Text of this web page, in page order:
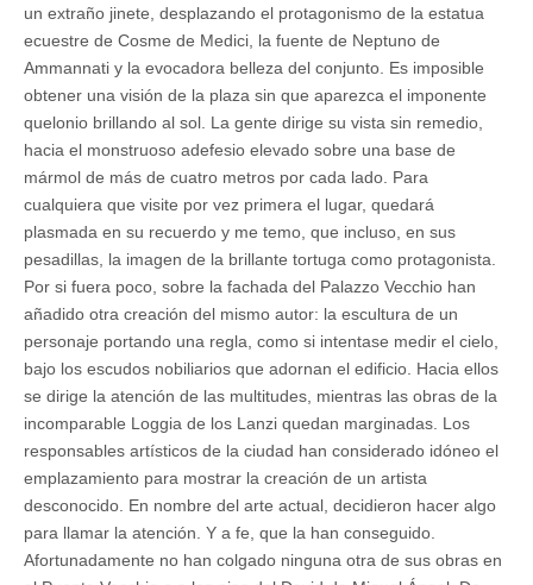
un extraño jinete, desplazando el protagonismo de la estatua
ecuestre de Cosme de Medici, la fuente de Neptuno de
Ammannati y la evocadora belleza del conjunto. Es imposible
obtener una visión de la plaza sin que aparezca el imponente
quelonio brillando al sol. La gente dirige su vista sin remedio,
hacia el monstruoso adefesio elevado sobre una base de
mármol de más de cuatro metros por cada lado. Para
cualquiera que visite por vez primera el lugar, quedará
plasmada en su recuerdo y me temo, que incluso, en sus
pesadillas, la imagen de la brillante tortuga como protagonista.
Por si fuera poco, sobre la fachada del Palazzo Vecchio han
añadido otra creación del mismo autor: la escultura de un
personaje portando una regla, como si intentase medir el cielo,
bajo los escudos nobiliarios que adornan el edificio. Hacia ellos
se dirige la atención de las multitudes, mientras las obras de la
incomparable Loggia de los Lanzi quedan marginadas. Los
responsables artísticos de la ciudad han considerado idóneo el
emplazamiento para mostrar la creación de un artista
desconocido. En nombre del arte actual, decidieron hacer algo
para llamar la atención. Y a fe, que la han conseguido.
Afortunadamente no han colgado ninguna otra de sus obras en